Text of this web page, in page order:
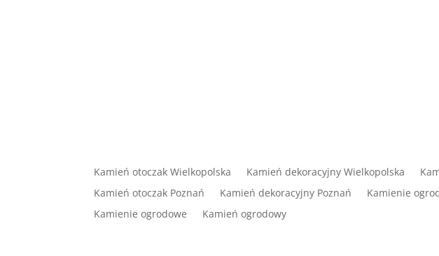
Kamień otoczak Wielkopolska Kamień dekoracyjny Wielkopolska
Kamień otoczak Poznań
Kamień dekoracyjny Poznań Kamienie
Kamienie ogrodowe
Kamień ogrodowy